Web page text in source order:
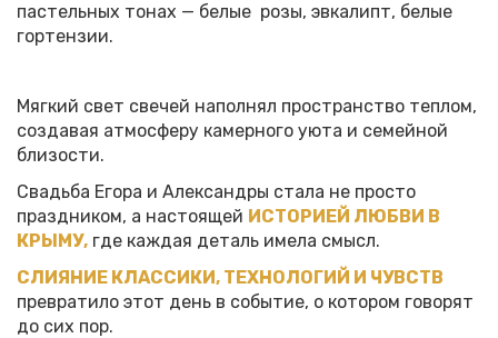
пастельных тонах — белые розы, эвкалипт, белые
гортензии.
Мягкий свет свечей наполнял пространство теплом,
создавая атмосферу камерного уюта и семейной
близости.
Свадьба Егора и Александры стала не просто
праздником, а настоящей ИСТОРИЕЙ ЛЮБВИ В
КРЫМУ, где каждая деталь имела смысл.
СЛИЯНИЕ КЛАССИКИ, ТЕХНОЛОГИЙ И ЧУВСТВ
превратило этот день в событие, о котором говорят
до сих пор.